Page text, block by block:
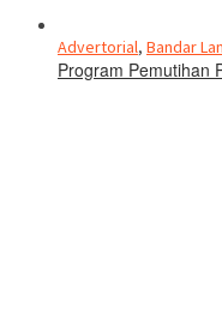
Advertorial, Bandar
Program Pemutihan